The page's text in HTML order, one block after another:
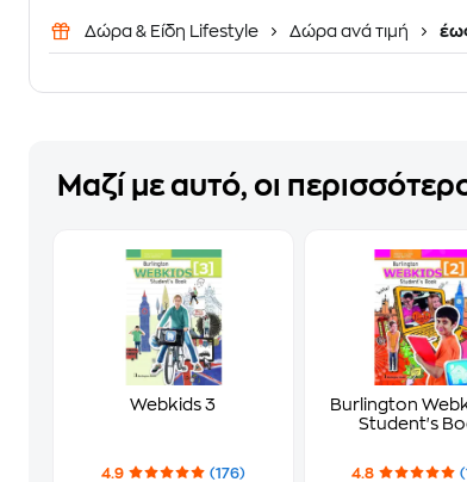
Δώρα & Είδη Lifestyle Δώρα ανά τιμή
Μαζί με αυτό, οι
Webkids 3
4.9
(176)
Burlington
Student's
4.8